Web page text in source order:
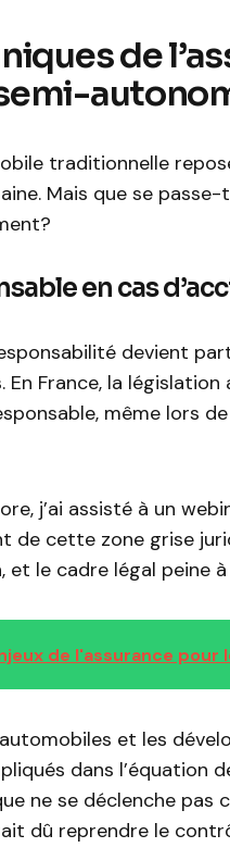
de
traditionnelle
Mais que se
en cas
devient
En France, la
même lors
j’ai assisté à un
de cette zone grise
et le cadre légal peine
de l'assurance pour
et les
dans l’équation
ne se déclenche
dû reprendre le